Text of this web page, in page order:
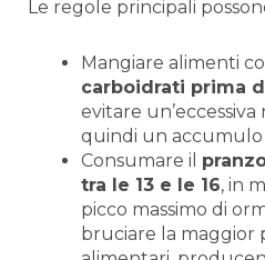
Le regole principali
Mangiare alimenti
carboidrati prima
evitare un’eccessiva
quindi un accumulo
Consumare il
tra le 13 e le 16, in
picco massimo di
bruciare la maggior